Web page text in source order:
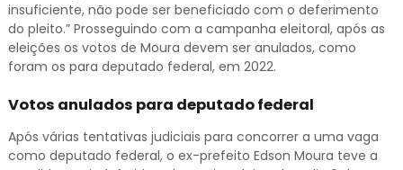
insuficiente, não pode ser beneficiado com o deferimento
do pleito.” Prosseguindo com a campanha eleitoral, após as
eleições os votos de Moura devem ser anulados, como
foram os para deputado federal, em 2022.
Votos anulados para deputado federal
Após várias tentativas judiciais para concorrer a uma vaga
como deputado federal, o ex-prefeito Edson Moura teve a